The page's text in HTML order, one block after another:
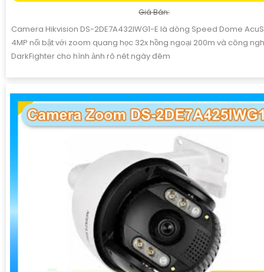
Giá Bán:
Camera Hikvision DS-2DE7A432IWG1-E là dòng Speed Dome
4MP nổi bật với zoom quang học 32x hồng ngoại 200m và công
DarkFighter cho hình ảnh rõ nét ngày đêm